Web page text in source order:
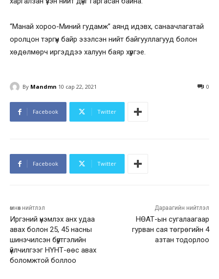
“Манай хороо-Миний гудамж” аянд идэвх, санаачлагатай
оролцон тэргүүн байр эзэлсэн нийт байгууллагууд болон
хөдөлмөрч иргэддээ халуун баяр хүргэе.
By Mandmn 10 сар 22, 2021 0
Facebook Twitter
Facebook Twitter
өмнөх нийтлэл
Иргэний үнэмлэх анх удаа
авах болон 25, 45 насны
шинэчилсэн бүртгэлийн
үйлчилгээг НҮНТ-өөс авах
боломжтой боллоо
Дараагийн нийтлэл
НӨАТ-ын сугалаагаар
гурван сая төгрөгийн 4
азтан тодорлоо